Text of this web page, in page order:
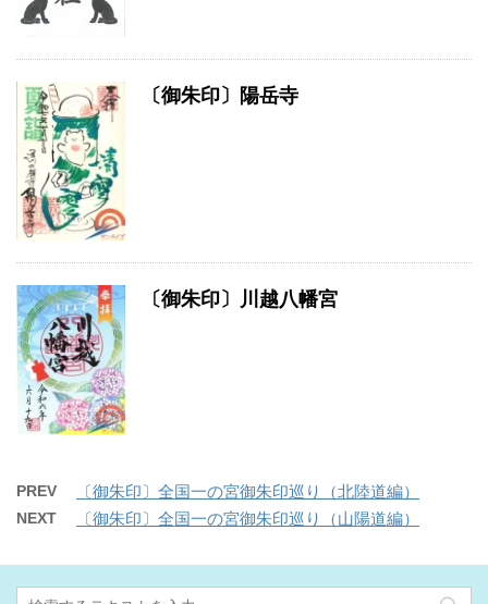
〔御朱印〕陽岳寺
〔御朱印〕川越八幡宮
PREV 〔御朱印〕全国一の宮御朱印巡り（北陸道編）
NEXT 〔御朱印〕全国一の宮御朱印巡り（山陽道編）